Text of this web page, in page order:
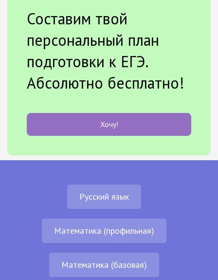
Составим твой
персональный план
подготовки к ЕГЭ.
Абсолютно бесплатно!
Хочу!
Русский язык
Математика (профильная)
Математика (базовая)